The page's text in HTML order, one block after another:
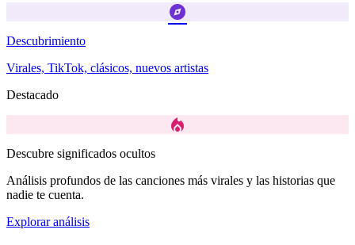
explore
Descubrimiento
Virales, TikTok, clásicos, nuevos artistas
Destacado
local_fire_department
Descubre significados ocultos
Análisis profundos de las canciones más virales y las historias que
nadie te cuenta.
Explorar análisis